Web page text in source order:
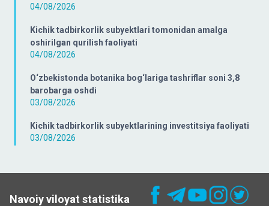
04/08/2026
Kichik tadbirkorlik subyektlari tomonidan amalga
oshirilgan qurilish faoliyati
04/08/2026
O‘zbekistonda botanika bog‘lariga tashriflar soni 3,8
barobarga oshdi
03/08/2026
Kichik tadbirkorlik subyektlarining investitsiya faoliyati
03/08/2026
Navoiy viloyat statistika